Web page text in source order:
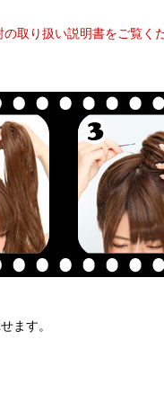
の取り扱い説明書をご覧く
ます。